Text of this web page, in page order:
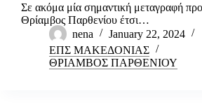
Σε ακόμα μία σημαντική μεταγραφή
Θρίαμβος Παρθενίου έτσι…
nena
January 22, 2024
ΕΠΣ ΜΑΚΕΔΟΝΙΑΣ
ΘΡΙΑΜΒΟΣ ΠΑΡΘΕΝΙΟΥ